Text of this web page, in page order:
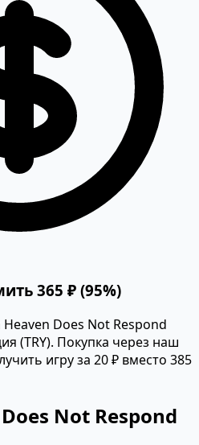
365 ₽ (95%)
Does Not Respond
(TRY). Покупка через наш
игру за 20 ₽ вместо 385
Not Respond